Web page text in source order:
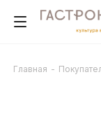
Главная -